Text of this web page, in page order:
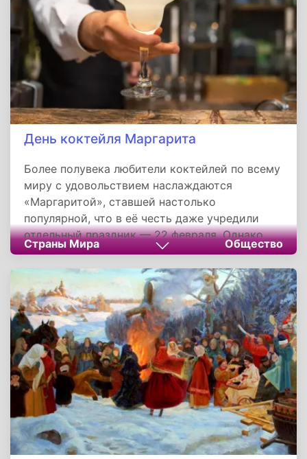
гайдинга — движения, адаптированного для
девушек.
День коктейля Маргарита
Более полувека любители коктейлей по всему
миру с удовольствием наслаждаются
«Маргаритой», ставшей настолько
популярной, что в её честь даже учредили
отдельный праздник — 22 февраля. Однако
происхождение этого знаменитого напитка до
сих пор окутано тайной.
Страны Мира Общество